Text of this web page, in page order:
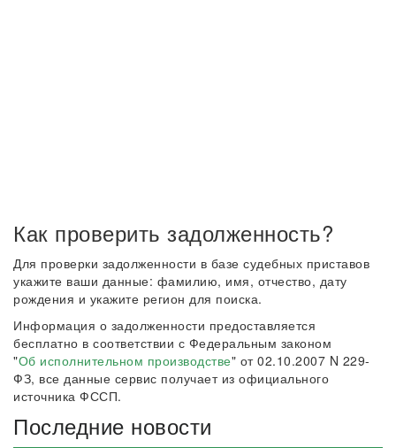
Как проверить задолженность?
Для проверки задолженности в базе судебных приставов
укажите ваши данные: фамилию, имя, отчество, дату
рождения и укажите регион для поиска.
Информация о задолженности предоставляется
бесплатно в соответствии с Федеральным законом
"Об исполнительном производстве" от 02.10.2007 N 229-
ФЗ, все данные сервис получает из официального
источника ФССП.
Последние новости